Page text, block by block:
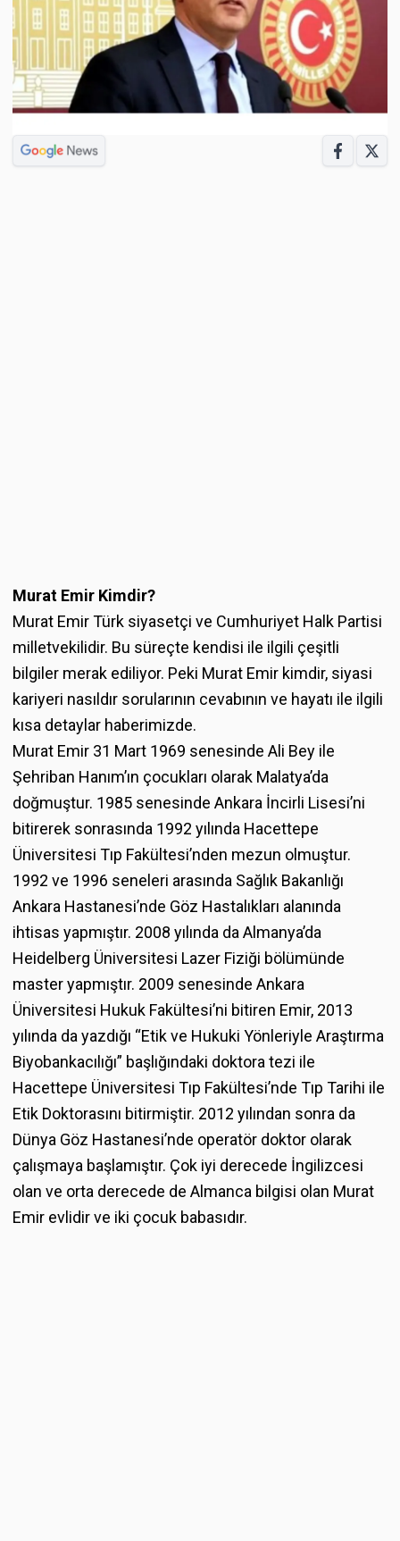
Murat Emir Kimdir?
Murat Emir Türk siyasetçi ve Cumhuriyet Halk Partisi
milletvekilidir. Bu süreçte kendisi ile ilgili çeşitli
bilgiler merak ediliyor. Peki Murat Emir kimdir, siyasi
kariyeri nasıldır sorularının cevabının ve hayatı ile ilgili
kısa detaylar haberimizde.
Murat Emir 31 Mart 1969 senesinde Ali Bey ile
Şehriban Hanım’ın çocukları olarak Malatya’da
doğmuştur. 1985 senesinde Ankara İncirli Lisesi’ni
bitirerek sonrasında 1992 yılında Hacettepe
Üniversitesi Tıp Fakültesi’nden mezun olmuştur.
1992 ve 1996 seneleri arasında Sağlık Bakanlığı
Ankara Hastanesi’nde Göz Hastalıkları alanında
ihtisas yapmıştır. 2008 yılında da Almanya’da
Heidelberg Üniversitesi Lazer Fiziği bölümünde
master yapmıştır. 2009 senesinde Ankara
Üniversitesi Hukuk Fakültesi’ni bitiren Emir, 2013
yılında da yazdığı “Etik ve Hukuki Yönleriyle Araştırma
Biyobankacılığı” başlığındaki doktora tezi ile
Hacettepe Üniversitesi Tıp Fakültesi’nde Tıp Tarihi ile
Etik Doktorasını bitirmiştir. 2012 yılından sonra da
Dünya Göz Hastanesi’nde operatör doktor olarak
çalışmaya başlamıştır. Çok iyi derecede İngilizcesi
olan ve orta derecede de Almanca bilgisi olan Murat
Emir evlidir ve iki çocuk babasıdır.